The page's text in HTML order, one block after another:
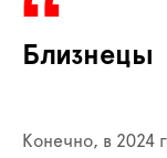
Близнецы
Конечно, в 2024